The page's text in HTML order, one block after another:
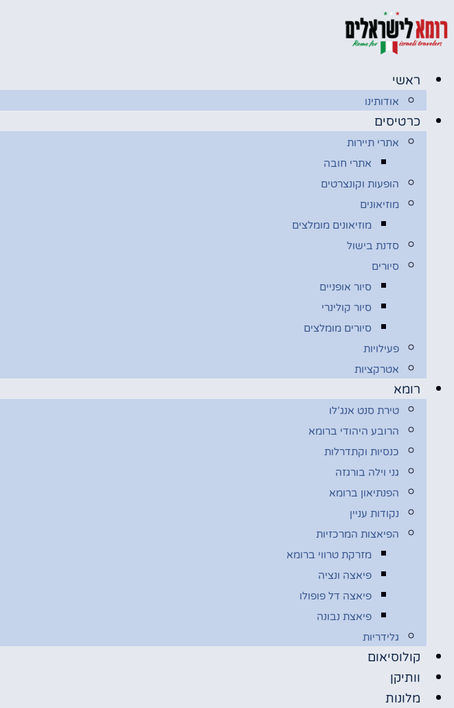
לתוכן
ראשי
אודותינו
כרטיסים
אתרי תיירות
אתרי חובה
הופעות וקונצרטים
מוזיאונים
מוזיאונים מומלצים
סדנת בישול
סיורים
סיור אופניים
סיור קולינרי
סיורים מומלצים
פעילויות
אטרקציות
רומא
טירת סנט אנג’לו
הרובע היהודי ברומא
כנסיות וקתדרלות
גני וילה בורגזה
הפנתיאון ברומא
נקודות עניין
הפיאצות המרכזיות
מזרקת טרווי ברומא
פיאצה ונציה
פיאצה דל פופולו
פיאצת נבונה
גלידריות
קולוסיאום
וותיקן
מלונות